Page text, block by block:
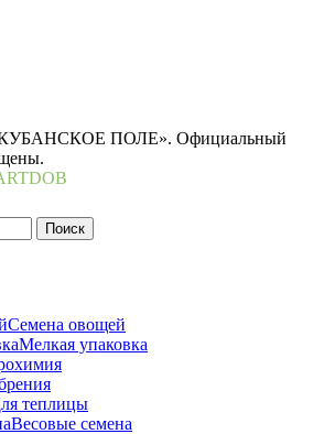
ПОЛЕ». Официальный
Поиск
Семена овощей
Мелкая упаковка
теплицы
Весовые семена